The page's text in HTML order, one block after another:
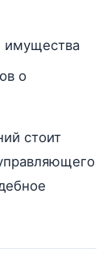
имущества
о
стоит